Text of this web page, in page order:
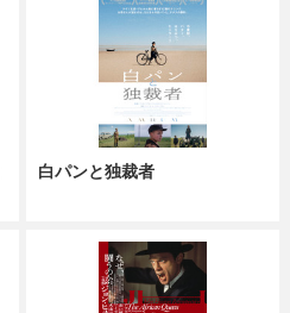
白パンと独裁者